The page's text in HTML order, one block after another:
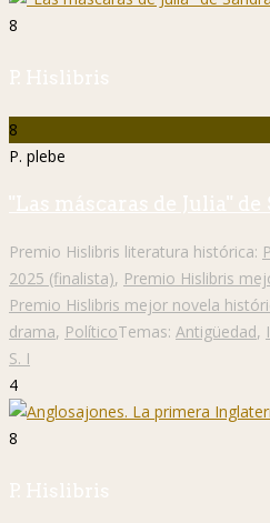
8
P. Hislibris
8
P. plebe
"Las máscaras de Julia"
Premio Hislibris literatura histórica:
2025 (finalista), Premio Hislibris
Premio Hislibris mejor novela
drama, PolíticoTemas: Antigüedad,
S. I
4
8
P. Hislibris